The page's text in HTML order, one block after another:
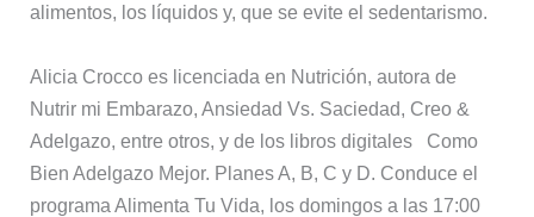
alimentos, los líquidos y, que se evite el sedentarismo.
Alicia Crocco es licenciada en Nutrición, autora de
Nutrir mi Embarazo, Ansiedad Vs. Saciedad, Creo &
Adelgazo, entre otros, y de los libros digitales Como
Bien Adelgazo Mejor. Planes A, B, C y D. Conduce el
programa Alimenta Tu Vida, los domingos a las 17:00